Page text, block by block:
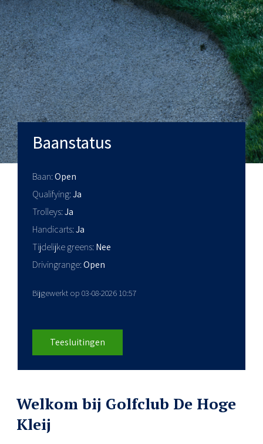
Baanstatus
Baan Open
Qualifying Ja
Trolleys Ja
Handicarts Ja
Tijdelijke greens Nee
Drivingrange Open
Bijgewerkt op 03-08-2026 10:57
Teesluitingen
Welkom bij Golfclub De Hoge
Kleij